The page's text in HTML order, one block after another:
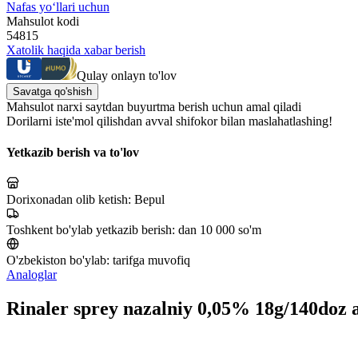
Nafas yo‘llari uchun
Mahsulot kodi
54815
Xatolik haqida xabar berish
Qulay onlayn to'lov
Savatga qo'shish
Mahsulot narxi saytdan buyurtma berish uchun amal qiladi
Dorilarni iste'mol qilishdan avval shifokor bilan maslahatlashing!
Yetkazib berish va to'lov
Dorixonadan olib ketish: Bepul
Toshkent bo'ylab yetkazib berish: dan 10 000 so'm
O'zbekiston bo'ylab: tarifga muvofiq
Analoglar
Rinaler sprey nazalniy 0,05% 18g/140doz